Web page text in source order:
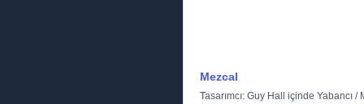
Mezcal
Tasarımcı: Guy Hall içinde Yabancı /